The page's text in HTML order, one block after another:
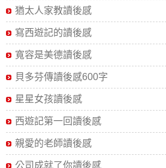
猶太人家教讀後感
寫西遊記的讀後感
寬容是美德讀後感
貝多芬傳讀後感600字
星星女孩讀後感
西遊記第一回讀後感
親愛的老師讀後感
公司成就了你讀後感